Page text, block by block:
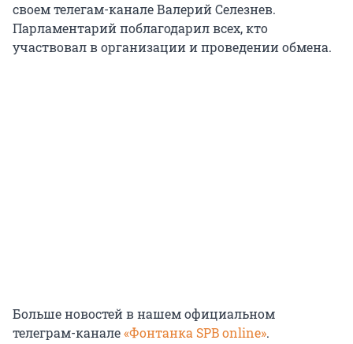
своем телегам-канале Валерий Селезнев.
Парламентарий поблагодарил всех, кто
участвовал в организации и проведении обмена.
Больше новостей в нашем официальном
телеграм-канале«Фонтанка SPB online».